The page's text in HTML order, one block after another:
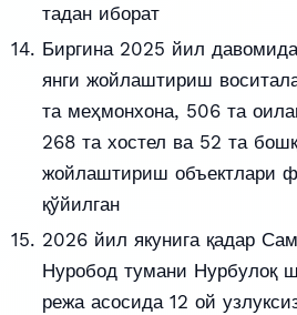
тадан иборат
Биргина 2025 йил
янги жойлаштириш
та меҳмонхона, 506 та
268 та хостел ва 52 та
жойлаштириш объектлари
қўйилган
2026 йил якунига қадар
Нуробод тумани Нурбулоқ
режа асосида 12 ой